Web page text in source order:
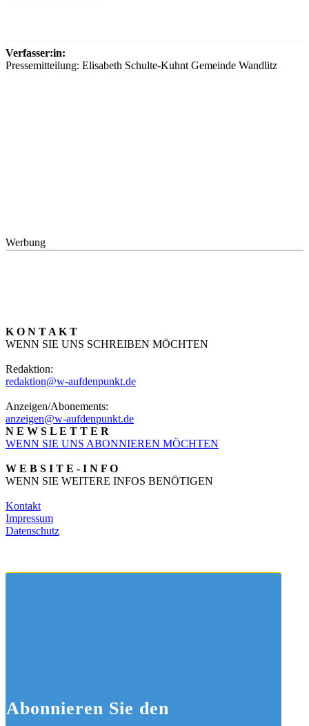
Verfasser:in:
Pressemitteilung: Elisabeth Schulte-Kuhnt Gemeinde Wandlitz
Werbung
K O N T A K T
WENN SIE UNS SCHREIBEN MÖCHTEN
Redaktion:
redaktion@w-aufdenpunkt.de
Anzeigen/Abonements:
anzeigen@w-aufdenpunkt.de
N E W S L E T T E R
WENN SIE UNS ABONNIEREN MÖCHTEN
W E B S I T E - I N F O
WENN SIE WEITERE INFOS BENÖTIGEN
Kontakt
Impressum
Datenschutz
Abonnieren Sie den